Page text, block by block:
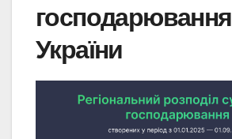
господарювання
України